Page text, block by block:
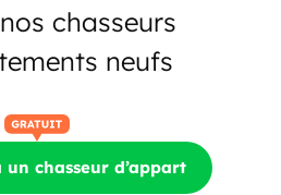
chasseurs
neufs
chasseur d’appart